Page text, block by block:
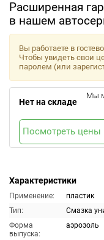
Расширенная
в нашем
Характеристики
Применение:
пластик
Тип:
Смазка
Форма
выпуска:
аэрозоль
Вы работаете в
Чтобы увидеть свои
паролем (или
Нет на складе
Мы
Посмотреть цены